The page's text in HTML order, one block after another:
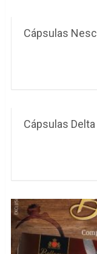
Cápsulas
Cápsulas Delta